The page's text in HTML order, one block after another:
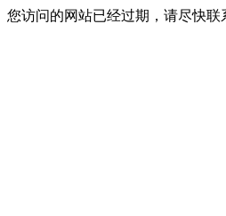
您访问的网站已经过期，请尽快